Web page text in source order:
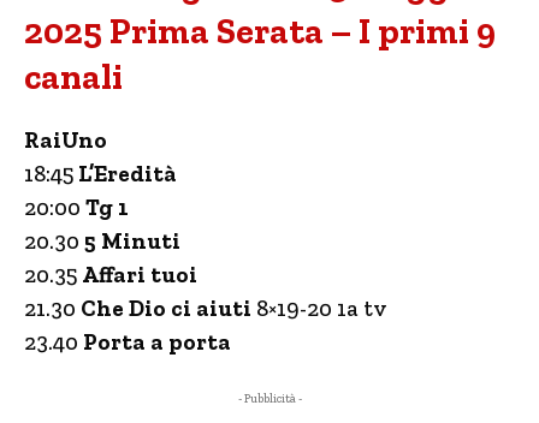
2025 Prima Serata – I primi 9
canali
RaiUno
18:45 L’Eredità
20:00 Tg 1
20.30 5 Minuti
20.35 Affari tuoi
21.30 Che Dio ci aiuti 8×19-20 1a tv
23.40 Porta a porta
- Pubblicità -